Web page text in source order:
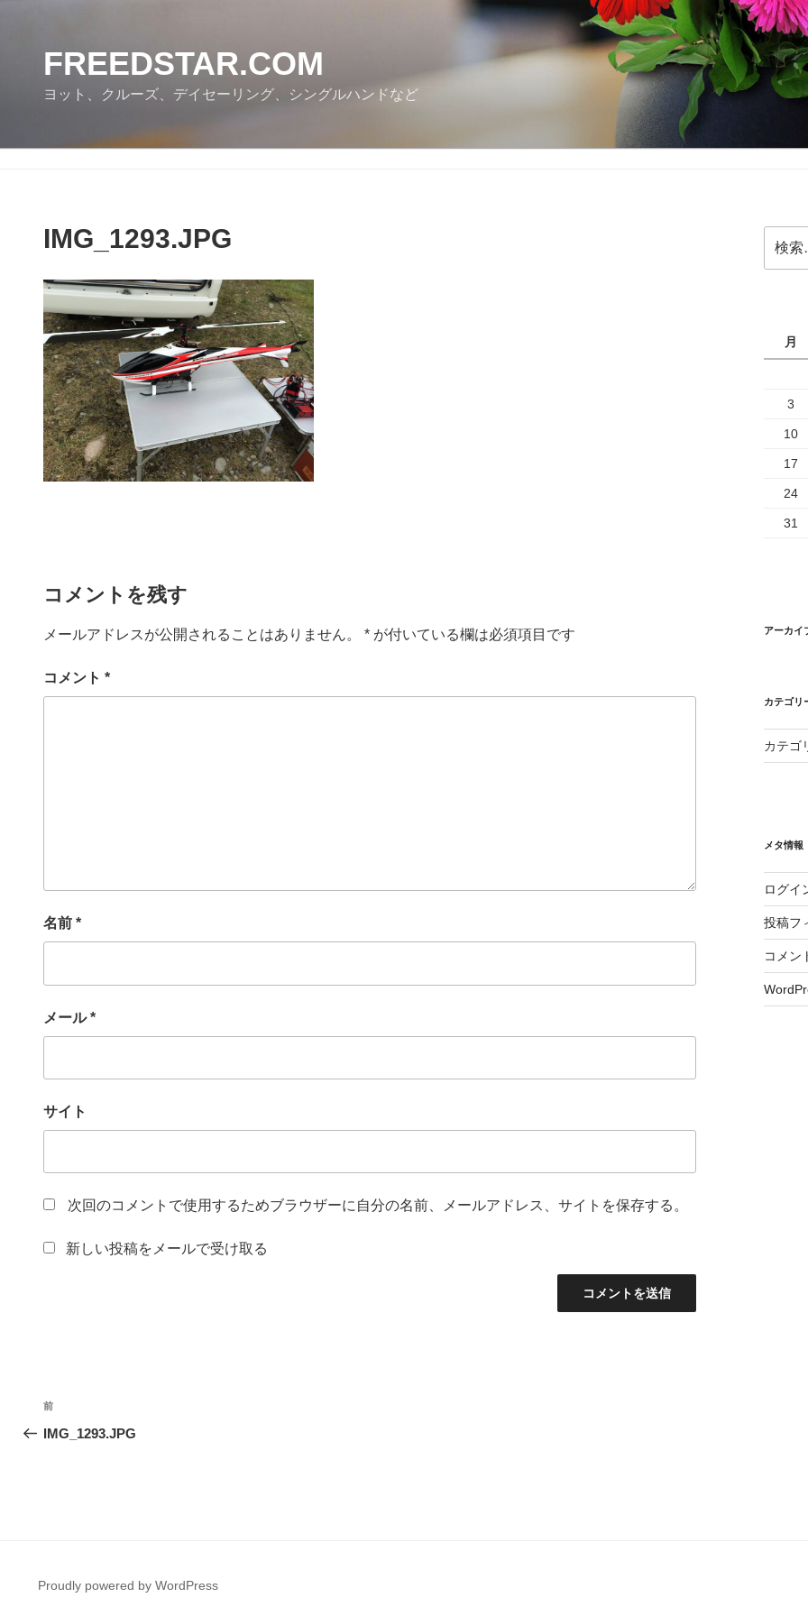
FREEDSTAR.COM
ヨット、クルーズ、デイセーリング、シングルハンドなど
IMG_1293.JPG
コメントを残す
メールアドレスが公開されることはありません。 * が付いている欄は必須項目です
コメント *
名前 *
メール*
サイト
次回のコメントで使用するためブラウザーに自分の名前、メールアドレス、サイトを保存する。
新しい投稿をメールで受け取る
投
稿
シ
前
の
前
IMG_1293.JPG
索:
月
3
10
17
24
31
アーカイ
カテゴリ
カテゴ
メタ情報
ログイ
投稿フ
コメン
Proudly powered by WordPress